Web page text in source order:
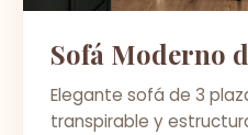
Sofá Moderno
Elegante sofá de 3
transpirable y